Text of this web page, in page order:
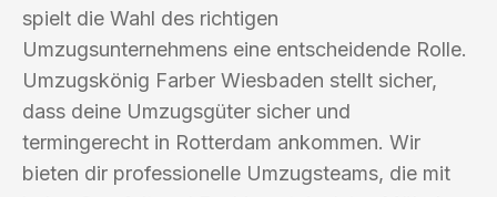
spielt die Wahl des richtigen
Umzugsunternehmens eine entscheidende Rolle.
Umzugskönig Farber Wiesbaden stellt sicher,
dass deine Umzugsgüter sicher und
termingerecht in Rotterdam ankommen. Wir
bieten dir professionelle Umzugsteams, die mit